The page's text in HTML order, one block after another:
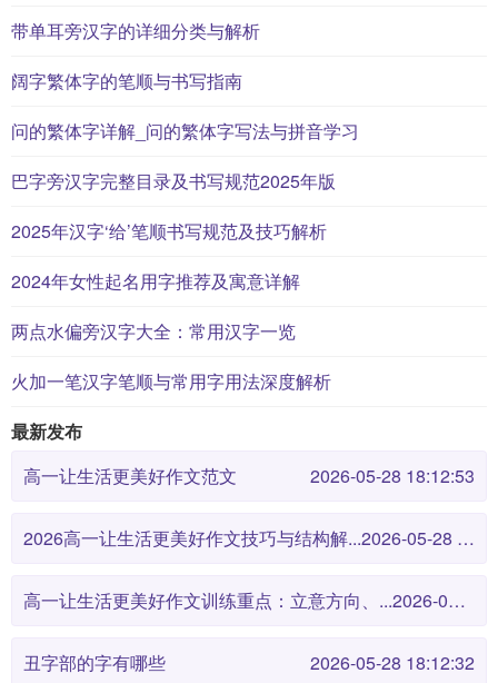
带单耳旁汉字的详细分类与解析
阔字繁体字的笔顺与书写指南
问的繁体字详解_问的繁体字写法与拼音学习
巴字旁汉字完整目录及书写规范2025年版
2025年汉字‘给’笔顺书写规范及技巧解析
2024年女性起名用字推荐及寓意详解
两点水偏旁汉字大全：常用汉字一览
火加一笔汉字笔顺与常用字用法深度解析
最新发布
高一让生活更美好作文范文
2026-05-28 18:12:53
2026高一让生活更美好作文技巧与结构解... 2026-05-28 18:12:46
高一让生活更美好作文训练重点：立意方向、... 2026-05-28 18:12:38
丑字部的字有哪些 2026-05-28 18:12:32